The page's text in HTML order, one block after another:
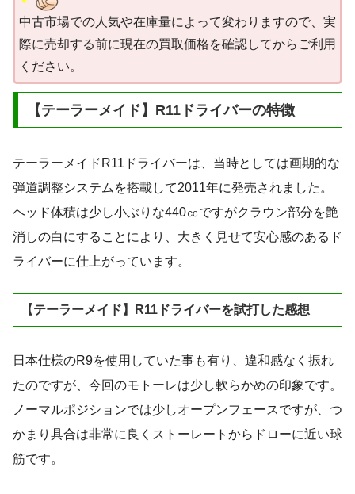
中古市場での人気や在庫量によって変わりますので、実
際に売却する前に現在の買取価格を確認してからご利用
ください。
【テーラーメイド】R11ドライバーの特徴
テーラーメイドR11ドライバーは、当時としては画期的な
弾道調整システムを搭載して2011年に発売されました。
ヘッド体積は少し小ぶりな440㏄ですがクラウン部分を艶
消しの白にすることにより、大きく見せて安心感のあるド
ライバーに仕上がっています。
【テーラーメイド】R11ドライバーを試打した感想
日本仕様のR9を使用していた事も有り、違和感なく振れ
たのですが、今回のモトーレは少し軟らかめの印象です。
ノーマルポジションでは少しオープンフェースですが、つ
かまり具合は非常に良くストーレートからドローに近い球
筋です。